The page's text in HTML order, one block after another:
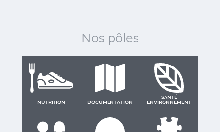
Nos pôles
NUTRITION DOCUMENTATION
SANTÉ
ENVIRONNEMENT